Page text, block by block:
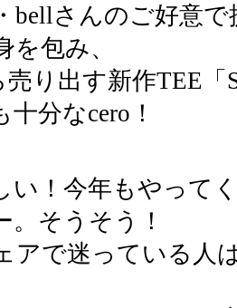
bellさんのご好意
を包み、
り出す新作TEE「
分なcero！
い！今年もやって
。そうそう！
アで迷っている人